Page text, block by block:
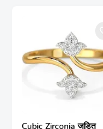
Cubic Zirconia जड़ित